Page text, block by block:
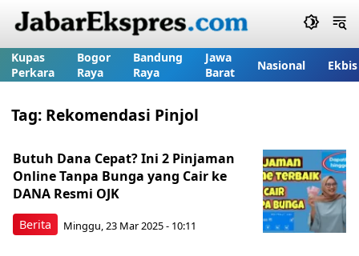
Kupas
Perkara
Bogor
Raya
Bandung
Raya
Jawa
Barat
Nasional Ekbis
Tag: Rekomendasi Pinjol
Berita
Butuh Dana Cepat? Ini 2 Pinjaman
Online Tanpa Bunga yang Cair ke
DANA Resmi OJK
Minggu, 23 Mar 2025 - 10:11